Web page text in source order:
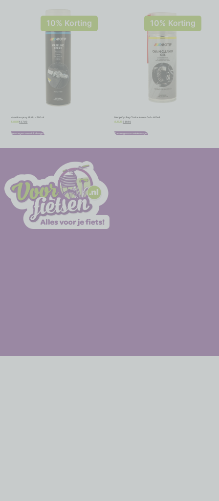
10% Korting
Vaselinespray Motip – 500 ml
€18,91 €17,02
Toevoegen aan winkelwagen
10% Korting
Motip Cycling Chaincleaner Gel – 400ml
€ 12,12 €10,91
Toevoegen aan winkelwagen